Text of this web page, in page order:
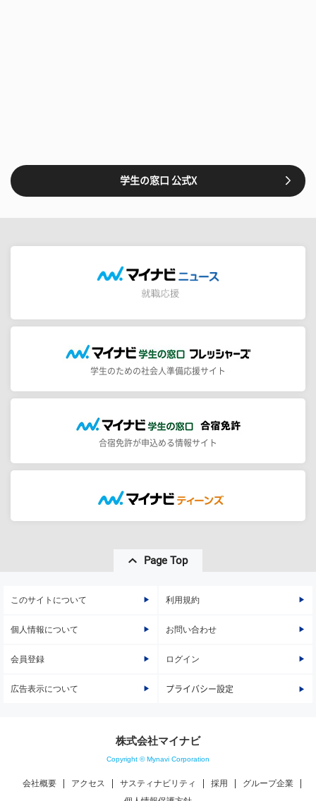
学生の窓口 公式X
学生のための社会人準備応援サイト
合宿免許が申込める情報サイト
Page Top
このサイトについて 利用規約
個人情報について お問い合わせ
会員登録 ログイン
広告表示について プライバシー設定
株式会社マイナビ
Copyright © Mynavi Corporation
会社概要 アクセス サスティナビリティ 採用
グループ企業